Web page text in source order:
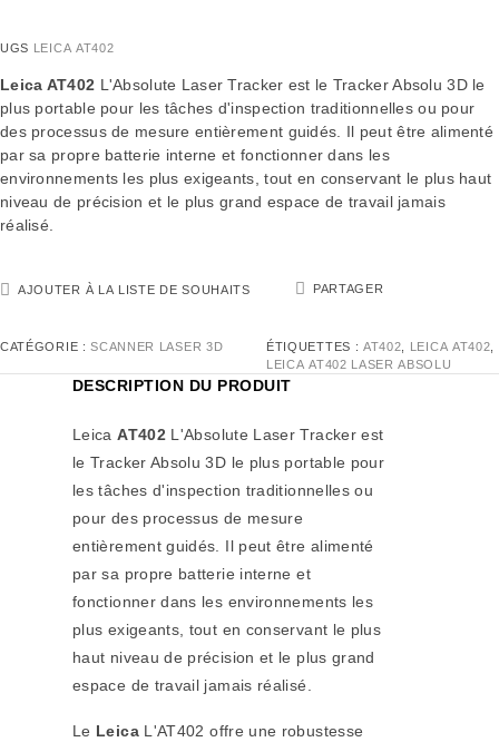
UGS LEICA AT402
Leica AT402 L'Absolute Laser Tracker est le Tracker Absolu 3D le
plus portable pour les tâches d'inspection traditionnelles ou pour
des processus de mesure entièrement guidés. Il peut être alimenté
par sa propre batterie interne et fonctionner dans les
environnements les plus exigeants, tout en conservant le plus haut
niveau de précision et le plus grand espace de travail jamais
réalisé.
AJOUTER À LA LISTE DE SOUHAITS PARTAGER
CATÉGORIE :SCANNER LASER 3D ÉTIQUETTES : AT402 LEICA AT402
LEICA AT402 LASER ABSOLU
DESCRIPTION DU PRODUIT
LeicaAT402L'Absolute Laser Tracker est
le Tracker Absolu 3D le plus portable pour
les tâches d'inspection traditionnelles ou
pour des processus de mesure
entièrement guidés. Il peut être alimenté
par sa propre batterie interne et
fonctionner dans les environnements les
plus exigeants, tout en conservant le plus
haut niveau de précision et le plus grand
espace de travail jamais réalisé.
Le LeicaL'AT402 offre une robustesse